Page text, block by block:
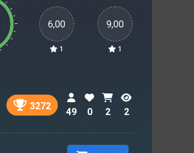
6,00
1
9,00
1
3272
49 0 2 2